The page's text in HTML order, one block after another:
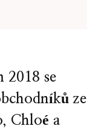
2018 se
ze
Chloé a